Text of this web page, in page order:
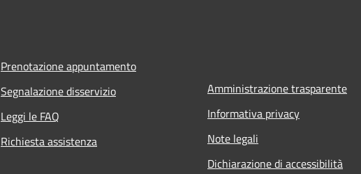
Prenotazione appuntamento
Segnalazione disservizio
Leggi le FAQ
Richiesta assistenza
Amministrazione trasparente
Informativa privacy
Note legali
Dichiarazione di accessibilità